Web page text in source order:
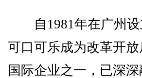
自1981年在广州设
可口可乐成为改革开
国际企业之一，已深